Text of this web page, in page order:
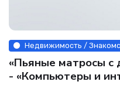
Недвижимость /
«Пьяные матросы с
- «Компьютеры и